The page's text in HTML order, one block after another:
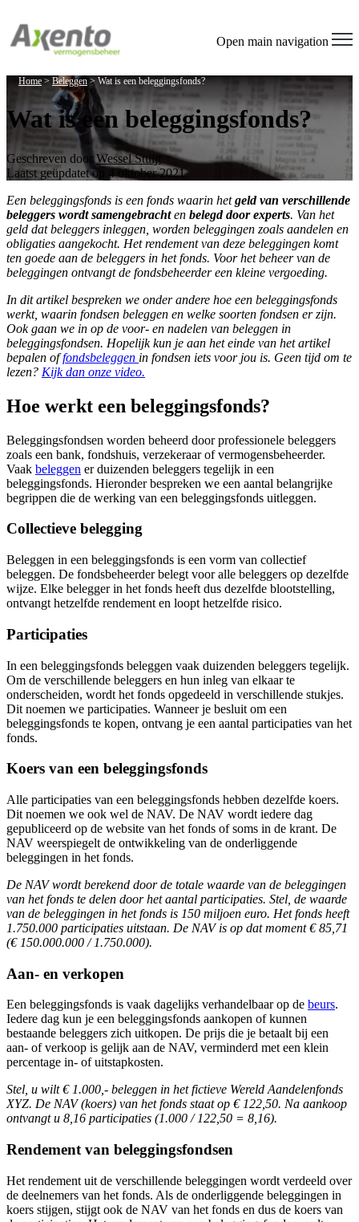
Open main navigation
Home > Beleggen>Wat is een beleggingsfonds?
Wat is een beleggingsfonds?
Geschreven doorWessel Stuijt
Laatst geüpdatet op 4 oktober 2021
Een beleggingsfonds is een fonds waarin hetgeld van verschillende
beleggers wordt samengebrachten belegd door experts. Van het
geld dat beleggers inleggen, worden beleggingen zoals aandelen en
obligaties aangekocht. Het rendement van deze beleggingen komt
ten goede aan de beleggers in het fonds. Voor het beheer van de
beleggingen ontvangt de fondsbeheerder een kleine vergoeding.
In dit artikel bespreken we onder andere hoe een beleggingsfonds
werkt, waarin fondsen beleggen en welke soorten fondsen er zijn.
Ook gaan we in op de voor- en nadelen van beleggen in
beleggingsfondsen. Hopelijk kun je aan het einde van het artikel
bepalen offondsbeleggen in fondsen iets voor jou is. Geen tijd om te
lezen? Kijk dan onze video.
Hoe werkt een beleggingsfonds?
Beleggingsfondsen worden beheerd door professionele beleggers
zoals een bank, fondshuis, verzekeraar of vermogensbeheerder.
Vaak beleggen er duizenden beleggers tegelijk in een
beleggingsfonds. Hieronder bespreken we een aantal belangrijke
begrippen die de werking van een beleggingsfonds uitleggen.
Collectieve belegging
Beleggen in een beleggingsfonds is een vorm van collectief
beleggen. De fondsbeheerder belegt voor alle beleggers op dezelfde
wijze. Elke belegger in het fonds heeft dus dezelfde blootstelling,
ontvangt hetzelfde rendement en loopt hetzelfde risico.
Participaties
In een beleggingsfonds beleggen vaak duizenden beleggers tegelijk.
Om de verschillende beleggers en hun inleg van elkaar te
onderscheiden, wordt het fonds opgedeeld in verschillende stukjes.
Dit noemen we participaties. Wanneer je besluit om een
beleggingsfonds te kopen, ontvang je een aantal participaties van het
fonds.
Koers van een beleggingsfonds
Alle participaties van een beleggingsfonds hebben dezelfde koers.
Dit noemen we ook wel de NAV. De NAV wordt iedere dag
gepubliceerd op de website van het fonds of soms in de krant. De
NAV weerspiegelt de ontwikkeling van de onderliggende
beleggingen in het fonds.
De NAV wordt berekend door de totale waarde van de beleggingen
van het fonds te delen door het aantal participaties. Stel, de waarde
van de beleggingen in het fonds is 150 miljoen euro. Het fonds heeft
1.750.000 participaties uitstaan. De NAV is op dat moment € 85,71
(€ 150.000.000 / 1.750.000).
Aan- en verkopen
Een beleggingsfonds is vaak dagelijks verhandelbaar op de beurs.
Iedere dag kun je een beleggingsfonds aankopen of kunnen
bestaande beleggers zich uitkopen. De prijs die je betaalt bij een
aan- of verkoop is gelijk aan de NAV, verminderd met een klein
percentage in- of uitstapkosten.
Stel, u wilt € 1.000,- beleggen in het fictieve Wereld Aandelenfonds
XYZ. De NAV (koers) van het fonds staat op € 122,50. Na aankoop
ontvangt u 8,16 participaties (1.000 / 122,50 = 8,16).
Rendement van beleggingsfondsen
Het rendement uit de verschillende beleggingen wordt verdeeld over
de deelnemers van het fonds. Als de onderliggende beleggingen in
koers stijgen, stijgt ook de NAV van het fonds en dus de koers van